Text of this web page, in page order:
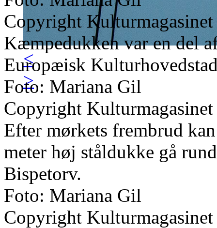
<
>
Copyright
Kæmpedukken var en del
Europæisk
Foto: Mariana Gil
Copyright
Efter mørkets frembrud
meter høj ståldukke gå
Bispetorv.
Foto: Mariana Gil
Copyright